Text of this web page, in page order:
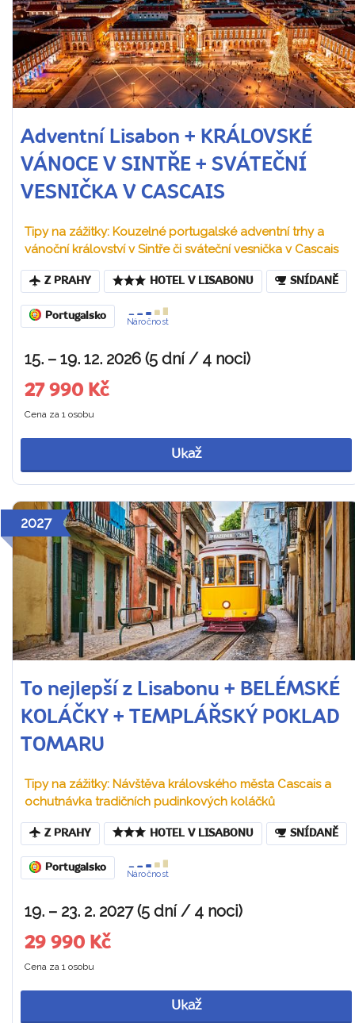
Adventní Lisabon + KRÁLOVSKÉ
VÁNOCE V SINTŘE + SVÁTEČNÍ
VESNIČKA V CASCAIS
Tipy na zážitky: Kouzelné portugalské adventní trhy a
vánoční království v Sintře či sváteční vesnička v Cascais
Z PRAHY HOTEL V LISABONU SNÍDANĚ
Portugalsko
Náročnost
15. – 19. 12. 2026 (5 dní / 4 noci)
27 990 Kč
Cena za 1 osobu
Ukaž
2027
To nejlepší z Lisabonu + BELÉMSKÉ
KOLÁČKY + TEMPLÁŘSKÝ POKLAD
TOMARU
Tipy na zážitky: Návštěva královského města Cascais a
ochutnávka tradičních pudinkových koláčků
Z PRAHY HOTEL V LISABONU SNÍDANĚ
Portugalsko
Náročnost
19. – 23. 2. 2027 (5 dní / 4 noci)
29 990 Kč
Cena za 1 osobu
Ukaž